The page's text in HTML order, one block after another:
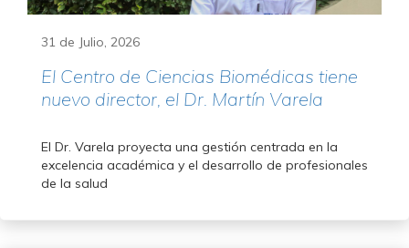
31 de Julio, 2026
El Centro de Ciencias Biomédicas tiene
nuevo director, el Dr. Martín Varela
El Dr. Varela proyecta una gestión centrada en la
excelencia académica y el desarrollo de profesionales
de la salud